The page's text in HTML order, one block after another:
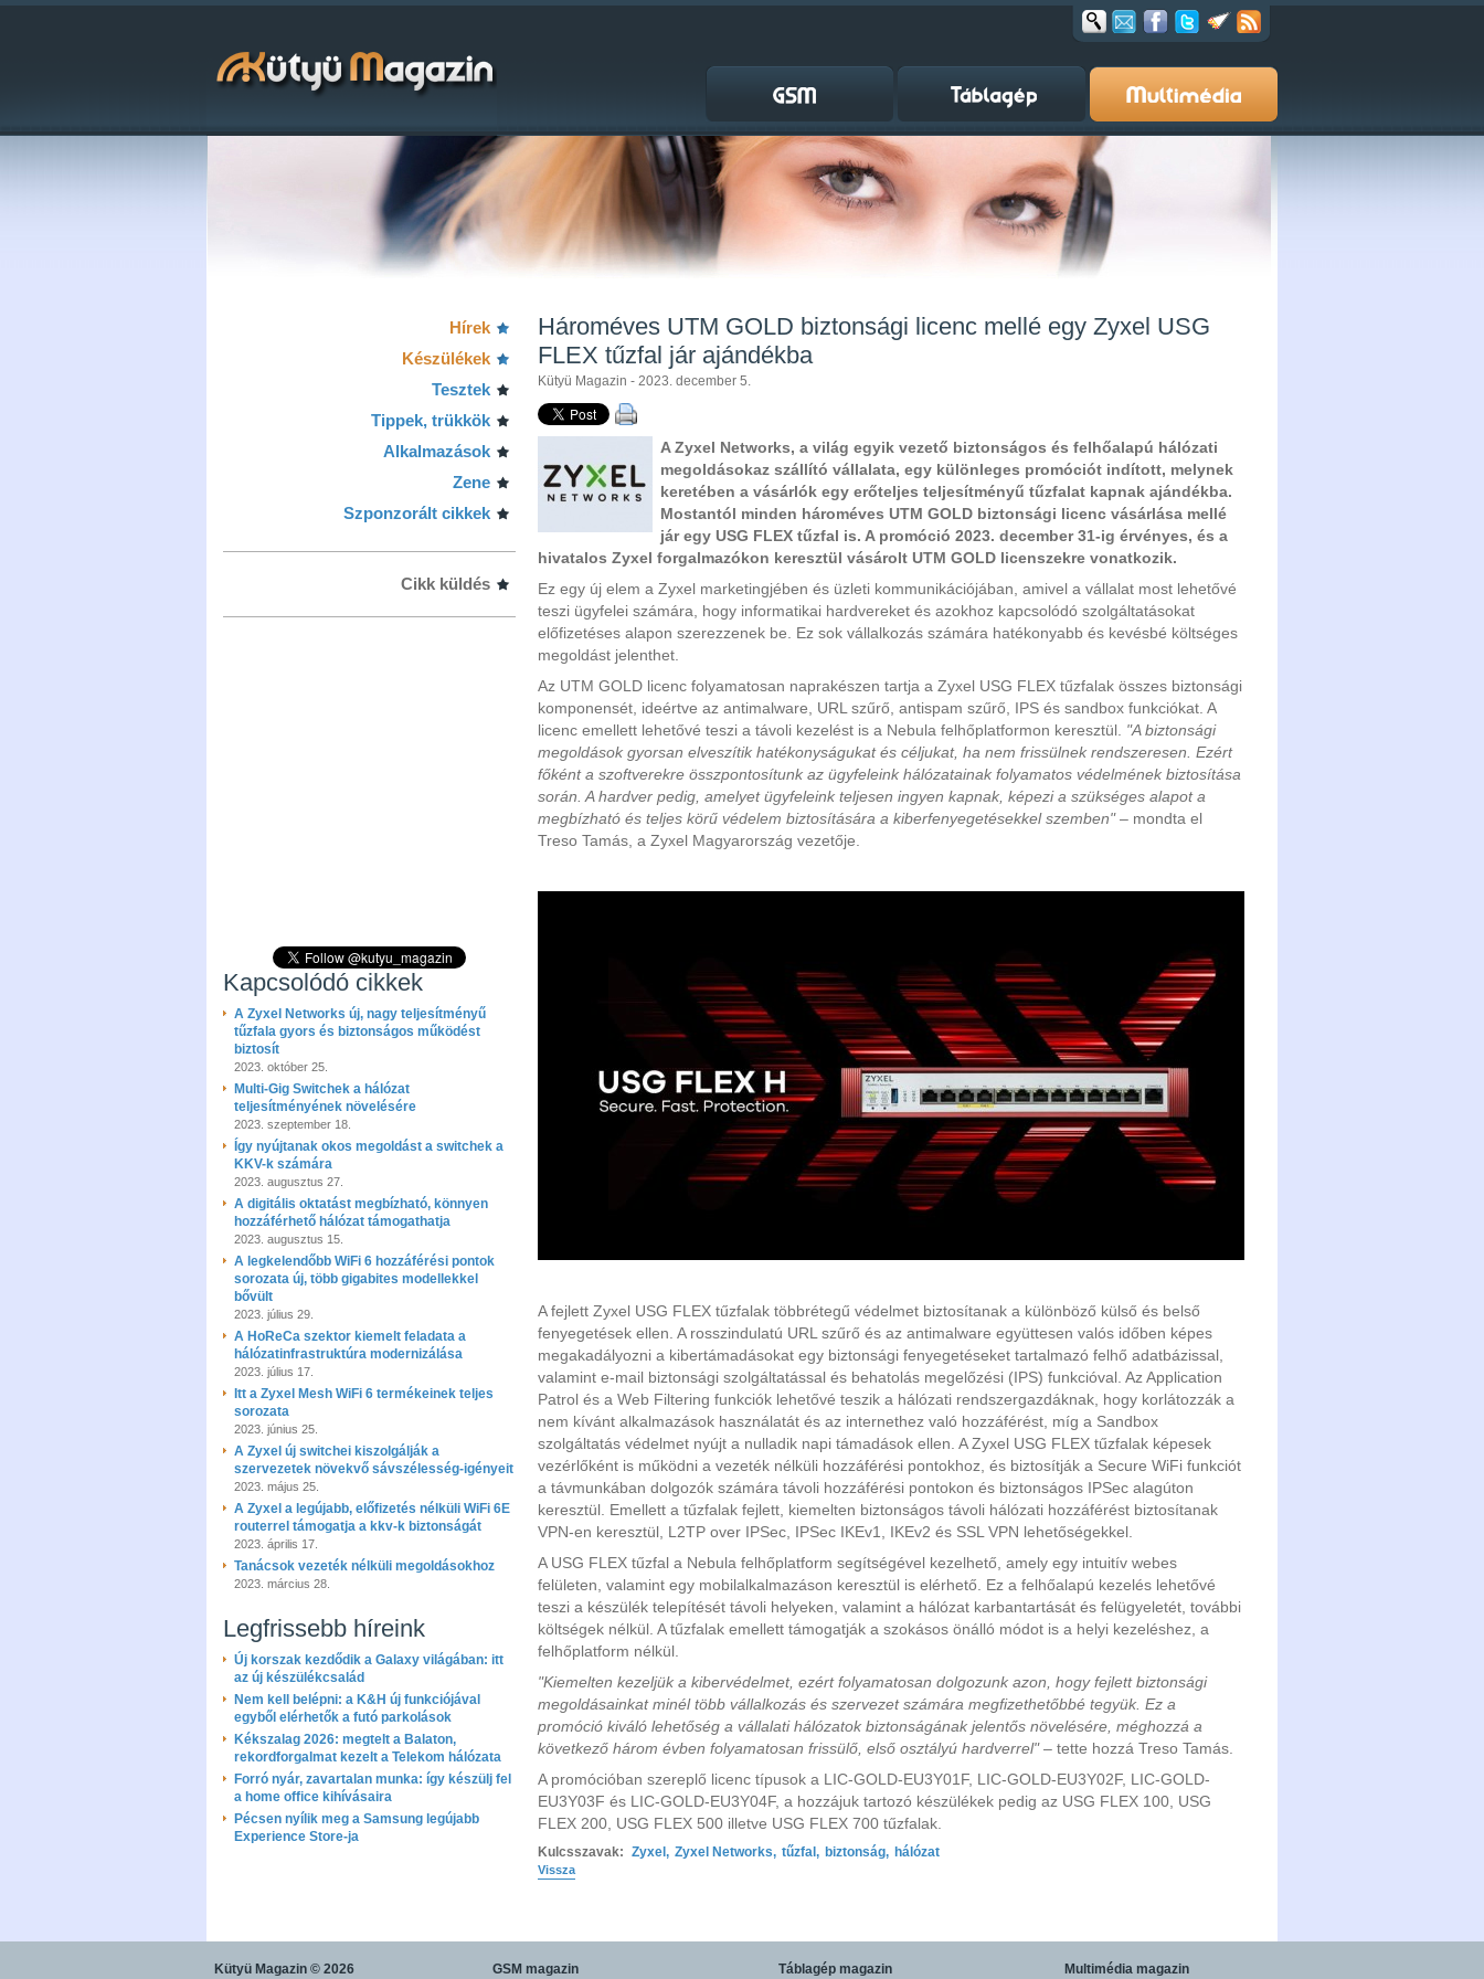
Hírek
Készülékek
Tesztek
Tippek, trükkök
Alkalmazások
Zene
Szponzorált cikkek
Cikk küldés
Kapcsolódó cikkek
A Zyxel Networks új, nagy teljesítményű
tűzfala gyors és biztonságos működést
biztosít
2023. október 25.
Multi-Gig Switchek a hálózat
teljesítményének növelésére
2023. szeptember 18.
Így nyújtanak okos megoldást a switchek a
KKV-k számára
2023. augusztus 27.
A digitális oktatást megbízható, könnyen
hozzáférhető hálózat támogathatja
2023. augusztus 15.
A legkelendőbb WiFi 6 hozzáférési pontok
sorozata új, több gigabites modellekkel
bővült
2023. július 29.
A HoReCa szektor kiemelt feladata a
hálózatinfrastruktúra modernizálása
2023. július 17.
Itt a Zyxel Mesh WiFi 6 termékeinek teljes
sorozata
2023. június 25.
A Zyxel új switchei kiszolgálják a
szervezetek növekvő sávszélesség-igényeit
2023. május 25.
A Zyxel a legújabb, előfizetés nélküli WiFi 6E
routerrel támogatja a kkv-k biztonságát
2023. április 17.
Tanácsok vezeték nélküli megoldásokhoz
2023. március 28.
Legfrissebb híreink
Új korszak kezdődik a Galaxy világában: itt
az új készülékcsalád
Nem kell belépni: a K&H új funkciójával
egyből elérhetők a futó parkolások
Kékszalag 2026: megtelt a Balaton,
rekordforgalmat kezelt a Telekom hálózata
Forró nyár, zavartalan munka: így készülj fel
a home office kihívásaira
Pécsen nyílik meg a Samsung legújabb
Experience Store-ja
Hároméves UTM GOLD biztonsági licenc mellé egy Zyxel USG
FLEX tűzfal jár ajándékba
Kütyü Magazin - 2023. december 5.
A Zyxel Networks, a világ egyik vezető biztonságos és felhőalapú hálózati
megoldásokaz szállító vállalata, egy különleges promóciót indított, melynek
keretében a vásárlók egy erőteljes teljesítményű tűzfalat kapnak ajándékba.
Mostantól minden hároméves UTM GOLD biztonsági licenc vásárlása mellé
jár egy USG FLEX tűzfal is. A promóció 2023. december 31-ig érvényes, és a
hivatalos Zyxel forgalmazókon keresztül vásárolt UTM GOLD licenszekre vonatkozik.
Ez egy új elem a Zyxel marketingjében és üzleti kommunikációjában, amivel a vállalat most lehetővé
teszi ügyfelei számára, hogy informatikai hardvereket és azokhoz kapcsolódó szolgáltatásokat
előfizetéses alapon szerezzenek be. Ez sok vállalkozás számára hatékonyabb és kevésbé költséges
megoldást jelenthet.
Az UTM GOLD licenc folyamatosan naprakészen tartja a Zyxel USG FLEX tűzfalak összes biztonsági
komponensét, ideértve az antimalware, URL szűrő, antispam szűrő, IPS és sandbox funkciókat. A
licenc emellett lehetővé teszi a távoli kezelést is a Nebula felhőplatformon keresztül. "A biztonsági
megoldások gyorsan elveszítik hatékonyságukat és céljukat, ha nem frissülnek rendszeresen. Ezért
főként a szoftverekre összpontosítunk az ügyfeleink hálózatainak folyamatos védelmének biztosítása
során. A hardver pedig, amelyet ügyfeleink teljesen ingyen kapnak, képezi a szükséges alapot a
megbízható és teljes körű védelem biztosítására a kiberfenyegetésekkel szemben"– mondta el
Treso Tamás, a Zyxel Magyarország vezetője.
A fejlett Zyxel USG FLEX tűzfalak többrétegű védelmet biztosítanak a különböző külső és belső
fenyegetések ellen. A rosszindulatú URL szűrő és az antimalware együttesen valós időben képes
megakadályozni a kibertámadásokat egy biztonsági fenyegetéseket tartalmazó felhő adatbázissal,
valamint e-mail biztonsági szolgáltatással és behatolás megelőzési (IPS) funkcióval. Az Application
Patrol és a Web Filtering funkciók lehetővé teszik a hálózati rendszergazdáknak, hogy korlátozzák a
nem kívánt alkalmazások használatát és az internethez való hozzáférést, míg a Sandbox
szolgáltatás védelmet nyújt a nulladik napi támadások ellen. A Zyxel USG FLEX tűzfalak képesek
vezérlőként is működni a vezeték nélküli hozzáférési pontokhoz, és biztosítják a Secure WiFi funkciót
a távmunkában dolgozók számára távoli hozzáférési pontokon és biztonságos IPSec alagúton
keresztül. Emellett a tűzfalak fejlett, kiemelten biztonságos távoli hálózati hozzáférést biztosítanak
VPN-en keresztül, L2TP over IPSec, IPSec IKEv1, IKEv2 és SSL VPN lehetőségekkel.
A USG FLEX tűzfal a Nebula felhőplatform segítségével kezelhető, amely egy intuitív webes
felületen, valamint egy mobilalkalmazáson keresztül is elérhető. Ez a felhőalapú kezelés lehetővé
teszi a készülék telepítését távoli helyeken, valamint a hálózat karbantartását és felügyeletét, további
költségek nélkül. A tűzfalak emellett támogatják a szokásos önálló módot is a helyi kezeléshez, a
felhőplatform nélkül.
"Kiemelten kezeljük a kibervédelmet, ezért folyamatosan dolgozunk azon, hogy fejlett biztonsági
megoldásainkat minél több vállalkozás és szervezet számára megfizethetőbbé tegyük. Ez a
promóció kiváló lehetőség a vállalati hálózatok biztonságának jelentős növelésére, méghozzá a
következő három évben folyamatosan frissülő, első osztályú hardverrel"– tette hozzá Treso Tamás.
A promócióban szereplő licenc típusok a LIC-GOLD-EU3Y01F, LIC-GOLD-EU3Y02F, LIC-GOLD-
EU3Y03F és LIC-GOLD-EU3Y04F, a hozzájuk tartozó készülékek pedig az USG FLEX 100, USG
FLEX 200, USG FLEX 500 illetve USG FLEX 700 tűzfalak.
Kulcsszavak: Zyxel , Zyxel Networks, tűzfal , biztonság, hálózat
Vissza
Kütyü Magazin © 2026 GSM magazin Táblagép magazin Multimédia magazin